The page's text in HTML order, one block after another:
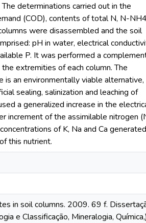
determinations carried out in the
(COD), contents of total N, N-
were disassembled and the soil
pH in water, electrical
P. It was performed a
extremities of each column. The
an environmentally viable alternative,
sealing, salinization and leaching of
a generalized increase in the
increment of the assimilable nitrogen
of K, Na and Ca
this nutrient.
in soil columns. 2009. 69 f.
e Classificação, Mineralogia,